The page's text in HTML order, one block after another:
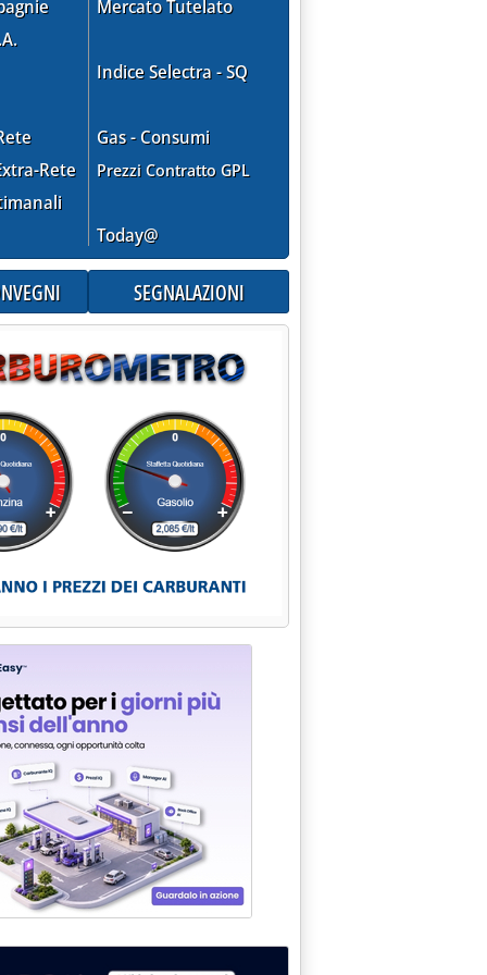
Rete
Mercato Tutelato
Indice Selectra - SQ
Gas - Consumi
Prezzi Contratto GPL
Today@
SEGNALAZIONI